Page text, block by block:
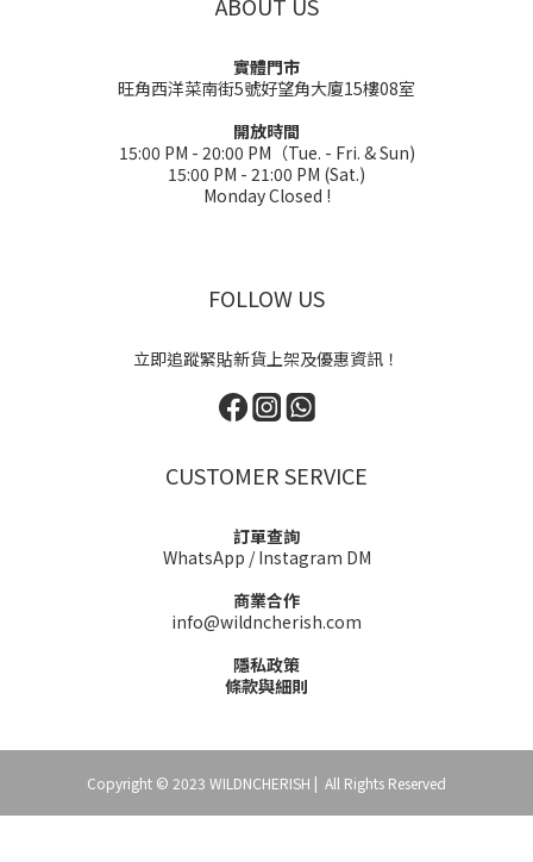
實體門市
旺角西洋菜南街5號好望角大廈15樓08室
開放時間
15:00 PM - 20:00 PM（Tue. - Fri. & Sun)
15:00 PM - 21:00 PM (Sat.)
Monday Closed !
FOLLOW US
立即追蹤緊貼新貨上架及優惠資訊！
CUSTOMER SERVICE
訂單查詢
WhatsApp /Instagram DM
商業合作
info@wildncherish.com
隱私政策
條款與細則
Copyright © 2023 WILDNCHERISH | All Rights Reserved